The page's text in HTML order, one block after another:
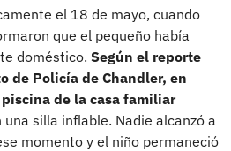
el 18 de mayo, cuando
que el pequeño había
doméstico. Según el reporte
de Policía de Chandler, en
de la casa familiar
silla inflable. Nadie alcanzó a
momento y el niño permaneció